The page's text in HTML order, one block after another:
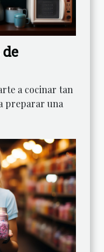
a cocinar tan
preparar una